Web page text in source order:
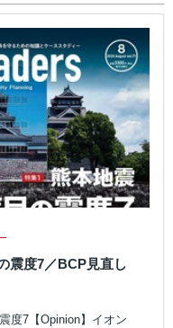
震度7／BCP見直し
度7【Opinion】イオン